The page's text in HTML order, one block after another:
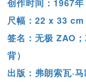
创作时间：1967年
尺幅：22 x 33 cm
签名：无极 ZAO
背）
出版：弗朗索瓦·